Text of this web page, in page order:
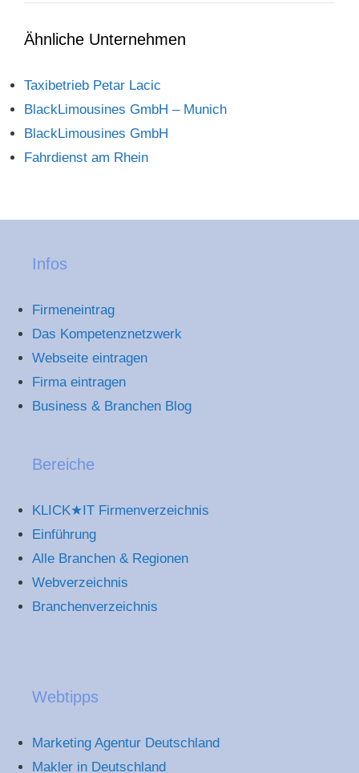
Ähnliche Unternehmen
Taxibetrieb Petar Lacic
BlackLimousines GmbH – Munich
BlackLimousines GmbH
Fahrdienst am Rhein
Infos
Firmeneintrag
Das Kompetenznetzwerk
Webseite eintragen
Firma eintragen
Business & Branchen Blog
Bereiche
KLICK★IT Firmenverzeichnis
Einführung
Alle Branchen & Regionen
Webverzeichnis
Branchenverzeichnis
Webtipps
Marketing Agentur Deutschland
Makler in Deutschland